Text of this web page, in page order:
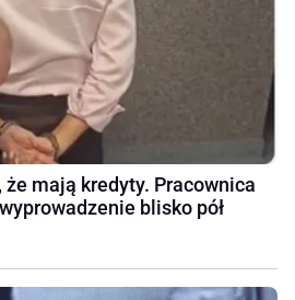
mają kredyty. Pracownica
blisko pół